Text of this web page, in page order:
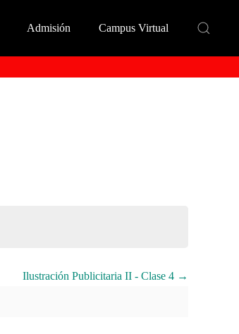
Admisión Campus Virtual
Ilustración Publicitaria II - Clase 4